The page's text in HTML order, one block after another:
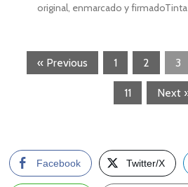
original, enmarcado y
« Previous 1 2 3
11 Next
Facebook Twitter/X